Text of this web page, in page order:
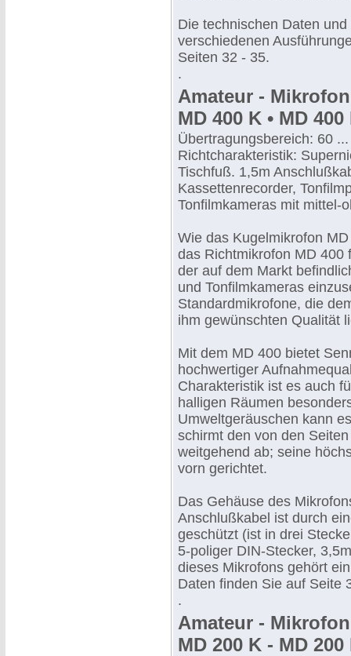
Die technischen Daten
verschiedenen
Seiten 32 - 35.
.
Amateur - Mikrofon
MD 400 K • MD
Übertragungsbereich: 60
Richtcharakteristik:
Tischfuß. 1,5m
Kassettenrecorder,
Tonfilmkameras mit mittel-
Wie das Kugelmikrofon
das Richtmikrofon MD 400
der auf dem Markt
und Tonfilmkameras
Standardmikrofone, die
ihm gewünschten Qualität
Mit dem MD 400 bietet
hochwertiger
Charakteristik ist es auch
halligen Räumen
Umweltgeräuschen kann
schirmt den von den
weitgehend ab; seine
vorn gerichtet.
Das Gehäuse des
Anschlußkabel ist durch
geschützt (ist in drei
5-poliger DIN-Stecker,
dieses Mikrofons gehört
Daten finden Sie auf Seite
.
Amateur - Mikrofon
MD 200 K - MD